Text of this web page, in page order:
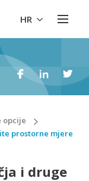
HR
opcije
prostorne mjere
i druge